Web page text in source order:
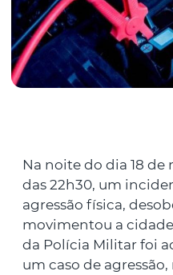
Na noite do dia 18 de
das 22h30, um
agressão física,
movimentou a
da Polícia Militar foi
um caso de